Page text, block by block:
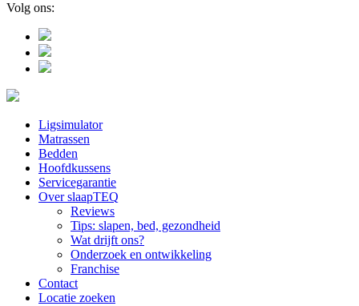
Volg ons:
Ligsimulator
Matrassen
Bedden
Hoofdkussens
Servicegarantie
Over slaapTEQ
Reviews
Tips: slapen, bed, gezondheid
Wat drijft ons?
Onderzoek en ontwikkeling
Franchise
Contact
Locatie zoeken